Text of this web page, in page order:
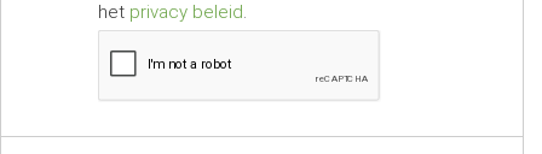
het privacy beleid.